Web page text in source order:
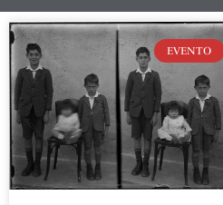
EVENTO